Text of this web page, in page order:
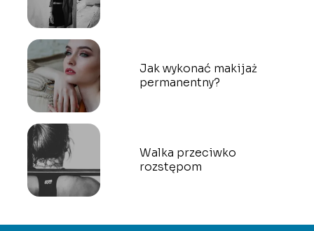
Jak wykonać makijaż
permanentny?
Walka przeciwko
rozstępom